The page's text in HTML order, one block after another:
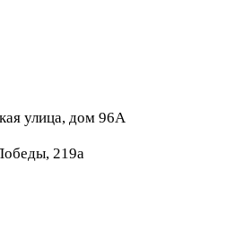
улица, дом 96А
219а